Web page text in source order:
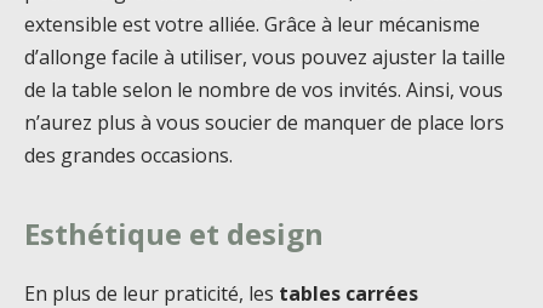
extensible est votre alliée. Grâce à leur mécanisme
d’allonge facile à utiliser, vous pouvez ajuster la taille
de la table selon le nombre de vos invités. Ainsi, vous
n’aurez plus à vous soucier de manquer de place lors
des grandes occasions.
Esthétique et design
En plus de leur praticité, les tables carrées